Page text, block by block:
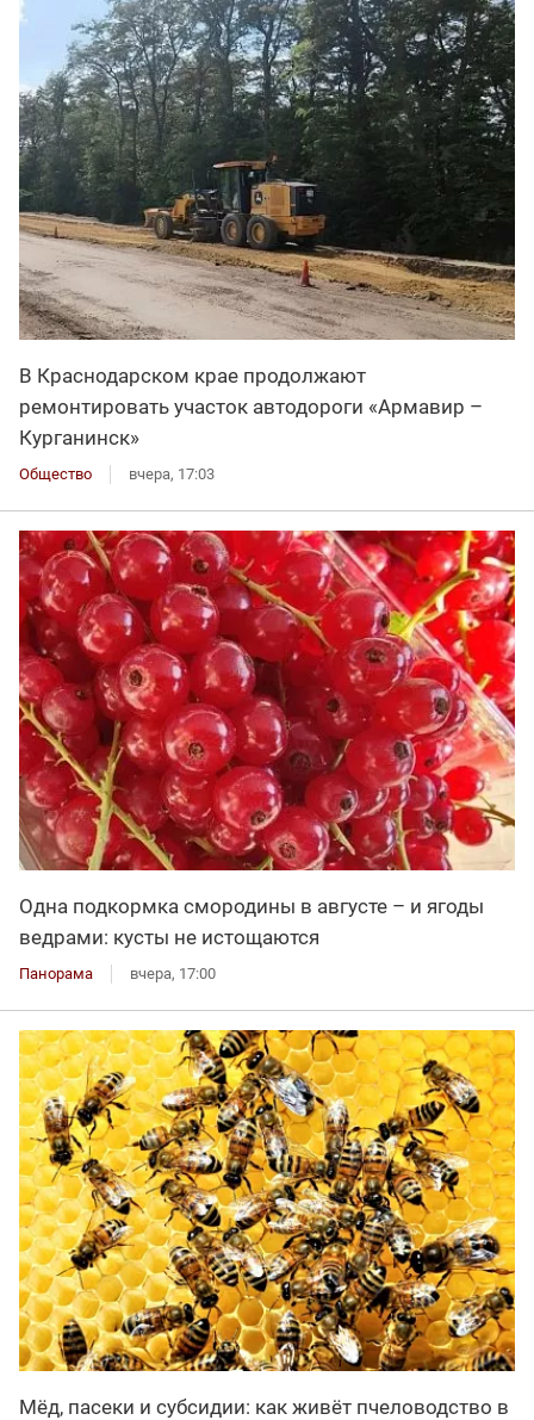
В Краснодарском крае продолжают
ремонтировать участок автодороги «Армавир –
Курганинск»
Общество вчера, 17:03
Одна подкормка смородины в августе – и ягоды
ведрами: кусты не истощаются
Панорама вчера, 17:00
Мёд, пасеки и субсидии: как живёт пчеловодство в